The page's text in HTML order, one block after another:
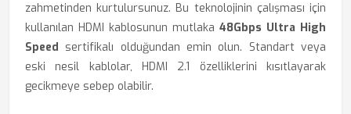
zahmetinden kurtulursunuz. Bu teknolojinin çalışması için
kullanılan HDMI kablosunun mutlaka 48Gbps Ultra High
Speed sertifikalı olduğundan emin olun. Standart veya
eski nesil kablolar, HDMI 2.1 özelliklerini kısıtlayarak
gecikmeye sebep olabilir.